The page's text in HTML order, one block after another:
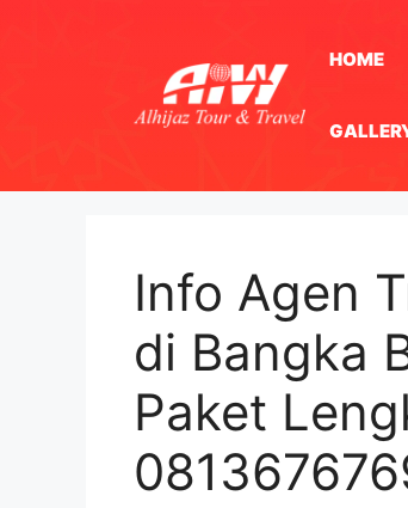
HOME
Info Agen
di Bangka
Paket